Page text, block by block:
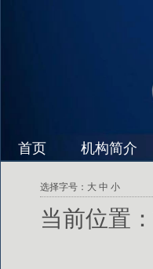
首页 机构简介
选择字号： 大 中 小
当前位置：